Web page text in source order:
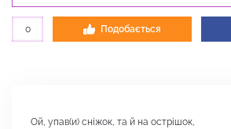
0 Подобається
Ой, упав(и) сніжок, та й на острішок,